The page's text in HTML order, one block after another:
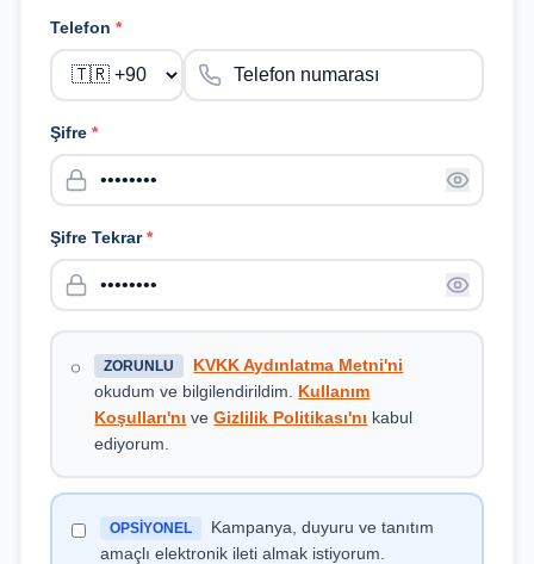
Telefon *
Şifre *
Şifre Tekrar*
ZORUNLU
KVKK Aydınlatma Metni'ni
okudum ve bilgilendirildim.
Kullanım
Koşulları'nı ve Gizlilik Politikası'nı kabul
ediyorum.
OPSİYONEL
Kampanya, duyuru ve tanıtım
amaçlı elektronik ileti almak istiyorum.